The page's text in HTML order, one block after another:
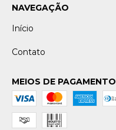
NAVEGAÇÃO
Início
Contato
MEIOS DE PAGAMENTO